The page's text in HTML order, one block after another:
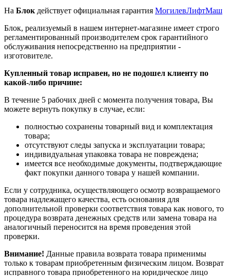
На Блок действует официальная гарантия МогилевЛифтМаш
Блок, реализуемый в нашем интернет-магазине имеет строго
регламентированный производителем срок гарантийного
обслуживания непосредственно на предприятии -
изготовителе.
Купленный товар исправен, но не подошел клиенту по
какой-либо причине:
В течение 5 рабочих дней с момента получения товара, Вы
можете вернуть покупку в случае, если:
полностью сохранены товарный вид и комплектация
товара;
отсутствуют следы запуска и эксплуатации товара;
индивидуальная упаковка товара не повреждена;
имеется все необходимые документы, подтверждающие
факт покупки данного товара у нашей компании.
Если у сотрудника, осуществляющего осмотр возвращаемого
товара надлежащего качества, есть основания для
дополнительной проверки соответствия товара как нового, то
процедура возврата денежных средств или замена товара на
аналогичный переносится на время проведения этой
проверки.
Внимание! Данные правила возврата товара применимы
только к товарам приобретенным физическим лицом. Возврат
исправного товара приобретенного на юридическое лицо